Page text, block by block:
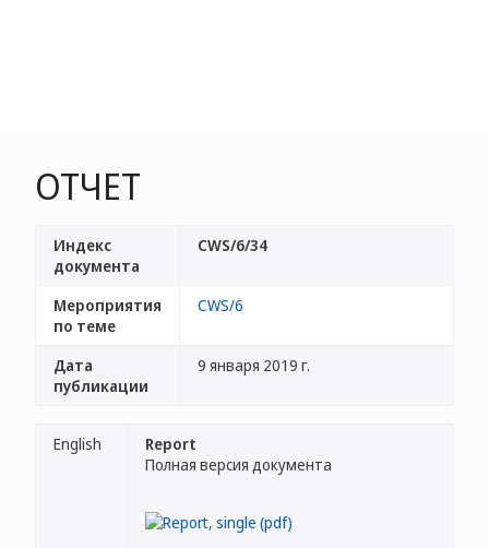
ОТЧЕТ
Индекс
документа
CWS/6/34
Мероприятия
по теме
CWS/6
Дата
публикации
9 января 2019 г.
English
Report
Полная версия документа